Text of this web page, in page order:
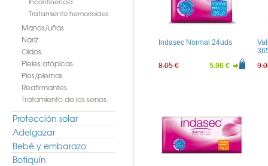
Tratamiento hemorroides
Manos/uñas
Nariz
Oídos
Pieles atópicas
Pies/piernas
Reafirmantes
Tratamiento de los senos
Protección solar
Adelgazar
Bebé y embarazo
Botiquín
Indasec Normal 24uds
8.05 € 5.96 €